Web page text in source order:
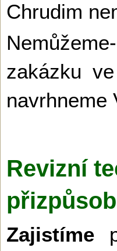
Chrudim
zakázku
navrhneme
Revizní
Zajistíme